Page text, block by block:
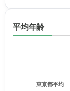
平均年齢
東京都平均